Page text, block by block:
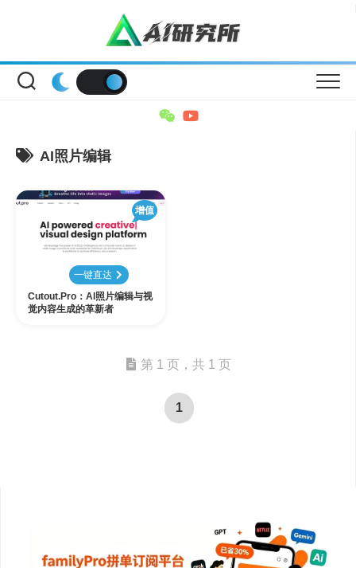
AI照片编辑
增值
一键直达
Cutout.Pro：AI照片编辑与视
觉内容生成的革新者
第 1 页，共 1 页
1